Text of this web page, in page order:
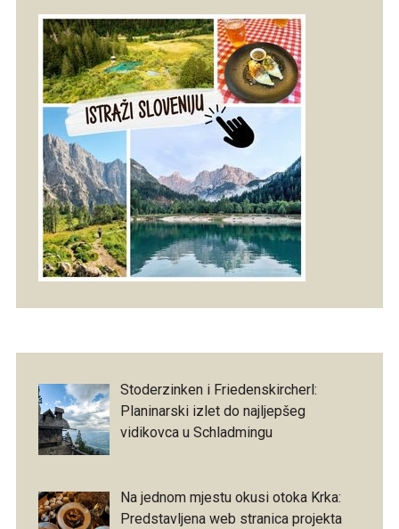
Stoderzinken i Friedenskircherl:
Planinarski izlet do najljepšeg
vidikovca u Schladmingu
Na jednom mjestu okusi otoka Krka:
Predstavljena web stranica projekta